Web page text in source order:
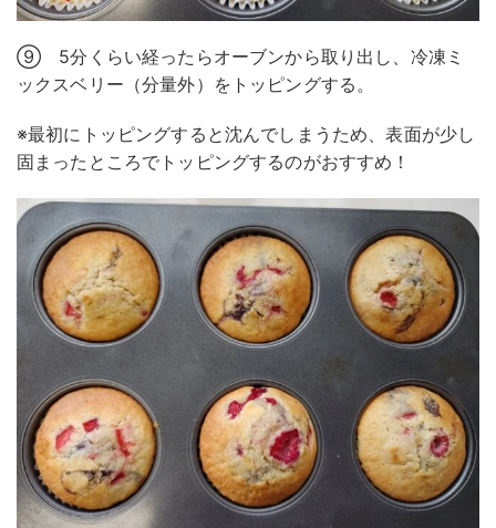
⑨ 5分くらい経ったらオーブンから取り出し、冷凍ミ
ックスベリー（分量外）をトッピングする。
※最初にトッピングすると沈んでしまうため、表面が少し
固まったところでトッピングするのがおすすめ！